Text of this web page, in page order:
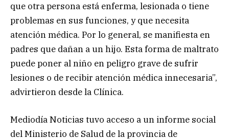
que otra persona está enferma, lesionada o tiene
problemas en sus funciones, y que necesita
atención médica. Por lo general, se manifiesta en
padres que dañan a un hijo. Esta forma de maltrato
puede poner al niño en peligro grave de sufrir
lesiones o de recibir atención médica innecesaria”,
advirtieron desde la Clínica.
Mediodía Noticias tuvo acceso a un informe social
del Ministerio de Salud de la provincia de